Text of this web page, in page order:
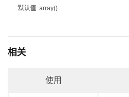
默认值: array()
相关
使用